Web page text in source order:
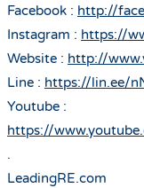
Facebook : http://
Instagram : https://
Website : http://
Line : https://lin.ee/
Youtube :
https://
.
LeadingRE.com